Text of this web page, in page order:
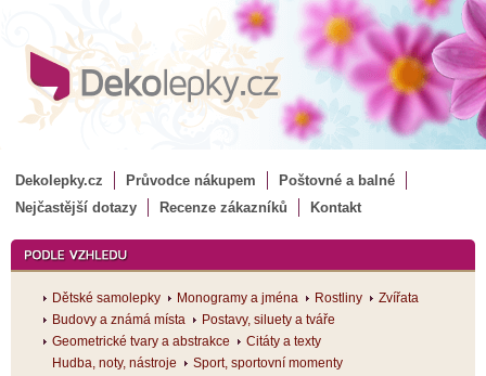
Dekolepky.cz Průvodce nákupem
Poštovné a balné
Nejčastější dotazy
Recenze zákazníků Kontakt
Dětské samolepky Monogramy a jména Rostliny
Zvířata
Budovy a známá místa
Postavy, siluety a tváře
Geometrické tvary a abstrakce
Citáty a texty
Hudba, noty, nástroje
Sport, sportovní momenty